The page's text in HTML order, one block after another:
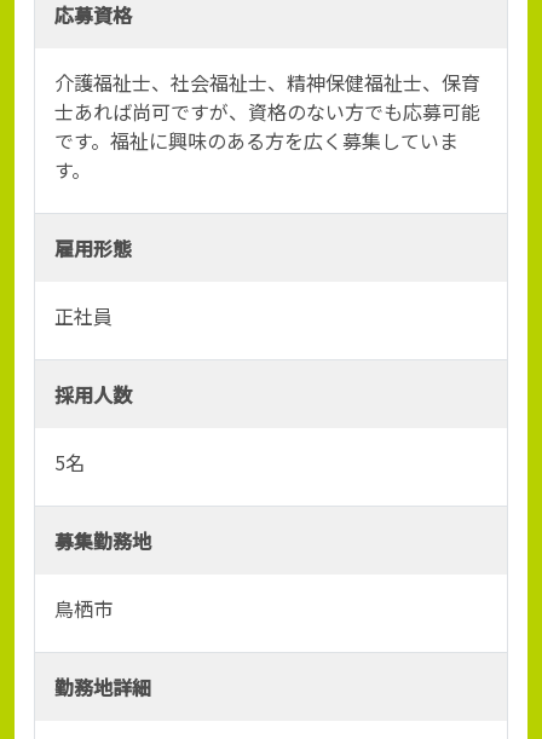
応募資格
介護福祉士、社会福祉士、精神保健福祉士、保育
士あれば尚可ですが、資格のない方でも応募可能
です。福祉に興味のある方を広く募集していま
す。
雇用形態
正社員
採用人数
5名
募集勤務地
鳥栖市
勤務地詳細